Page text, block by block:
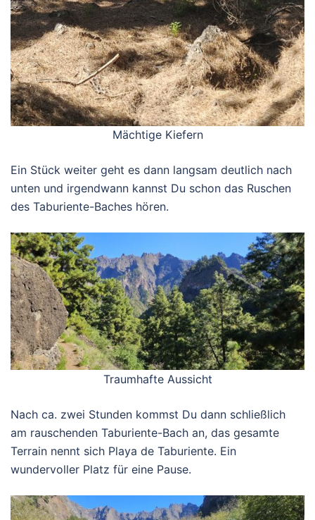
Mächtige Kiefern
Ein Stück weiter geht es dann langsam deutlich nach
unten und irgendwann kannst Du schon das Ruschen
des Taburiente-Baches hören.
Traumhafte Aussicht
Nach ca. zwei Stunden kommst Du dann schließlich
am rauschenden Taburiente-Bach an, das gesamte
Terrain nennt sich Playa de Taburiente. Ein
wundervoller Platz für eine Pause.